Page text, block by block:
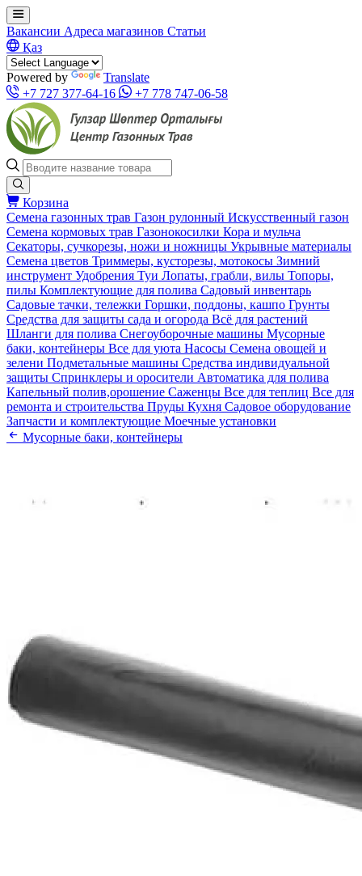
Вакансии Адреса магазинов Статьи
Қаз
Powered by
Translate
+7 727 377-64-16
+7 778 747-06-58
Корзина
Семена газонных трав Газон рулонный Искусственный газон
Семена кормовых трав Газонокосилки Кора и мульча
Секаторы, сучкорезы, ножи и ножницы Укрывные материалы
Семена цветов Триммеры, кусторезы, мотокосы Зимний
инструмент Удобрения Туи Лопаты, грабли, вилы Топоры,
пилы Комплектующие для полива Садовый инвентарь
Садовые тачки, тележки Горшки, поддоны, кашпо Грунты
Средства для защиты сада и огорода Всё для растений
Шланги для полива Снегоуборочные машины Мусорные
баки, контейнеры Все для уюта Насосы Семена овощей и
зелени Подметальные машины Средства индивидуальной
защиты Спринклеры и оросители Автоматика для полива
Капельный полив,орошение Саженцы Все для теплиц Все для
ремонта и строительства Пруды Кухня Садовое оборудование
Запчасти и комплектующие Моечные установки
Мусорные баки, контейнеры